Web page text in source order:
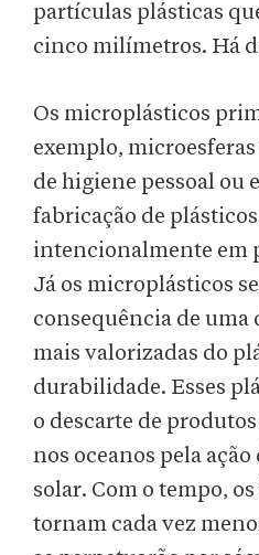
partículas plásticas
cinco milímetros. Há
Os microplásticos
exemplo,
de higiene pessoal ou
fabricação de
intencionalmente em
Já os microplásticos
consequência de uma
mais valorizadas do
durabilidade. Esses
o descarte de
nos oceanos pela
solar. Com o tempo,
tornam cada vez